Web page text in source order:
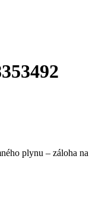
plynu – záloha na